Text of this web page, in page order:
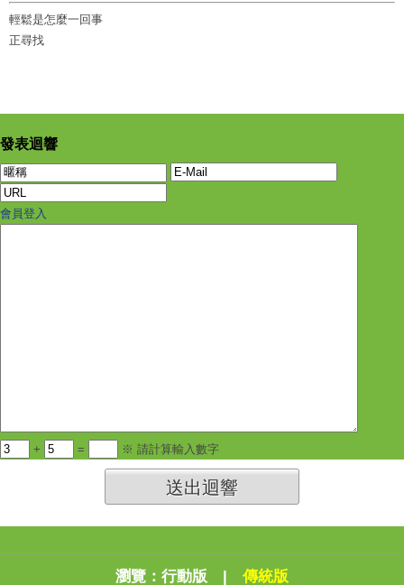
輕鬆是怎麼一回事
正尋找
發表迴響
會員登入
+ = ※ 請計算輸入數字
送出迴響
瀏覽： 行動版 | 傳統版